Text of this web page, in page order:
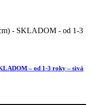
– od 1-3 roky – sivá